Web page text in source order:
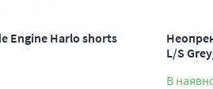
Engine Harlo shorts
L/S
В